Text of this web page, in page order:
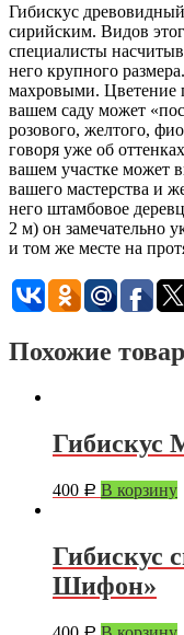
Гибискус
сирийским. Видов
специалисты
него крупного
махровыми. Цветение
вашем саду может
розового, желтого,
говоря уже об
вашем участке может
вашего мастерства и
него штамбовое
2 м) он замечательно
и том же месте на
Похожие
Гибискус
400 Р В корзину
Гибискус
Шифон»
Р